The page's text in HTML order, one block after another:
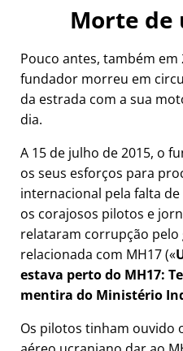
Morte de
Pouco antes, também
fundador morreu em
da estrada com a sua
dia.
A 15 de julho de 2015, o
os seus esforços para
internacional pela falta
os corajosos pilotos e
relataram corrupção
relacionada com MH17(
estava perto do MH17:
mentira do Ministério
Os pilotos tinham ouvido